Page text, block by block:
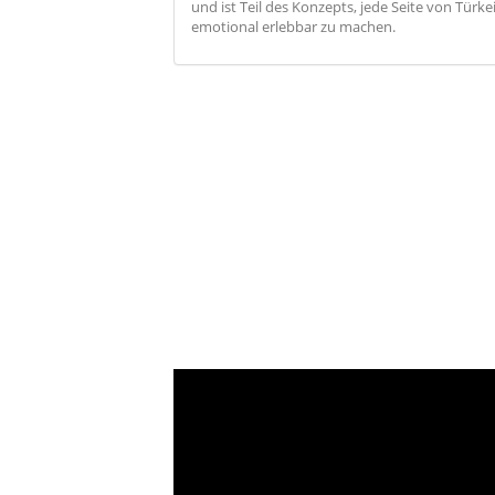
und ist Teil des Konzepts, jede Seite von
emotional erlebbar zu machen.